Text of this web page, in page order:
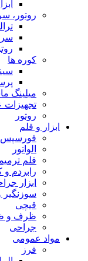
روتور،
کوره ها
میلینگ
روتور
ابزار و قلم
فورسپس
الواتور
قلم
رابردم
ابزار
قیچی
ظرف و
جراحی
مواد عمومی
فرز